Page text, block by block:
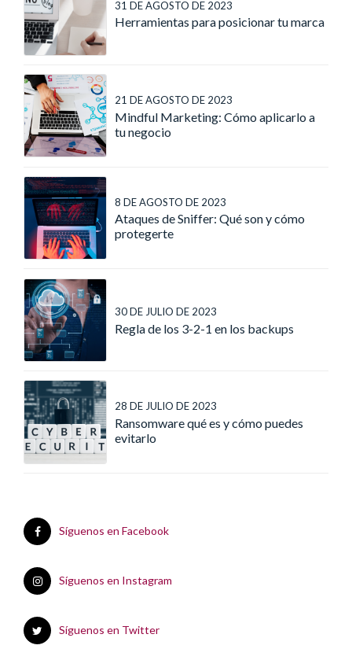
31 DE AGOSTO DE 2023
Herramientas para posicionar tu marca
21 DE AGOSTO DE 2023
Mindful Marketing: Cómo aplicarlo a
tu negocio
8 DE AGOSTO DE 2023
Ataques de Sniffer: Qué son y cómo
protegerte
30 DE JULIO DE 2023
Regla de los 3-2-1 en los backups
28 DE JULIO DE 2023
Ransomware qué es y cómo puedes
evitarlo
Síguenos en Facebook
Síguenos en Instagram
Síguenos en Twitter